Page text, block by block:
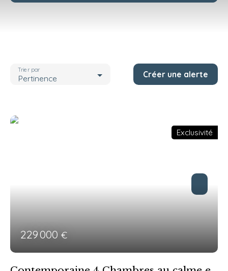
Budget max (€)
Pertinence
Trier par Créer une alerte
Exclusivité
229 000 €